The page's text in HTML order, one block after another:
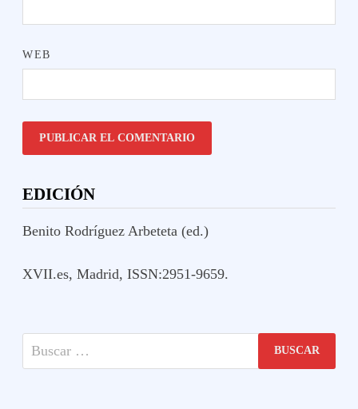
WEB
EDICIÓN
Benito Rodríguez Arbeteta (ed.)
XVII.es, Madrid, ISSN:2951-9659.
Buscar: